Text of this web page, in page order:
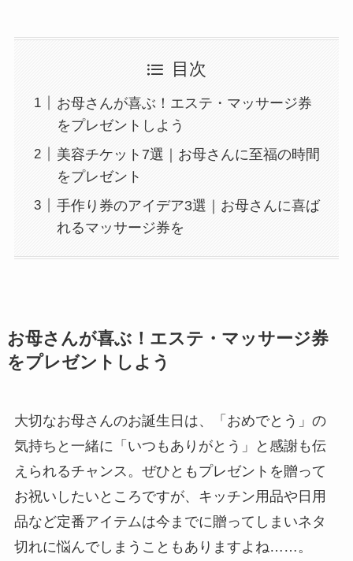
目次
お母さんが喜ぶ！エステ・マッサージ券
をプレゼントしよう
美容チケット7選｜お母さんに至福の時間
をプレゼント
手作り券のアイデア3選｜お母さんに喜ば
れるマッサージ券を
お母さんが喜ぶ！エステ・マッサージ券
をプレゼントしよう
大切なお母さんのお誕生日は、「おめでとう」の
気持ちと一緒に「いつもありがとう」と感謝も伝
えられるチャンス。ぜひともプレゼントを贈って
お祝いしたいところですが、キッチン用品や日用
品など定番アイテムは今までに贈ってしまいネタ
切れに悩んでしまうこともありますよね……。